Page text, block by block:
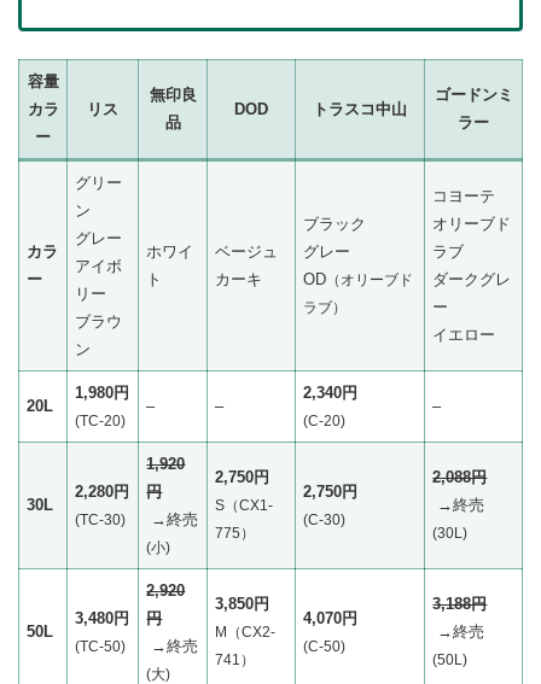
容量
カラ
ー
リス
無印良
品
DOD トラスコ中山
ゴードンミ
ラー
カラ
ー
グリー
ン
グレー
アイボ
リー
ブラウ
ン
ホワイ
ト
ベージュ
カーキ
ブラック
グレー
OD （オリーブド
ラブ）
コヨーテ
オリーブド
ラブ
ダークグレ
ー
イエロー
20L
1,980円
(TC-20)
– –
2,340円
(C-20)
–
30L
2,280円
(TC-30)
1,920
円
→終売
(小)
2,750円
S（CX1-
775）
2,750円
(C-30)
2,088円
→終売
(30L)
50L
3,480円
(TC-50)
2,920
円
→終売
(大)
3,850円
M（CX2-
741）
4,070円
(C-50)
3,188円
→終売
‎(50L)